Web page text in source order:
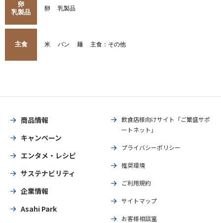
卵
乳製品
卵 乳製品
主食 米 パン 麺 主食：その他
商品情報
キャンペーン
エンタメ・レシピ
サステナビリティ
企業情報
Asahi Park
飲食店様向けサイト「ご繁盛サポ
ートネット」
プライバシーポリシー
推奨環境
ご利用規約
サイトマップ
お客様相談室